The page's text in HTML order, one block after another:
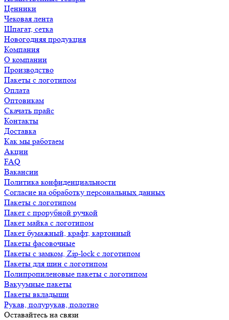
Ценники
Чековая лента
Шпагат, сетка
Новогодняя продукция
Компания
О компании
Производство
Пакеты с логотипом
Оплата
Оптовикам
Скачать прайс
Контакты
Доставка
Как мы работаем
Акции
FAQ
Вакансии
Политика конфиденциальности
Согласие на обработку персональных данных
Пакеты с логотипом
Пакет с прорубной ручкой
Пакет майка с логотипом
Пакет бумажный, крафт, картонный
Пакеты фасовочные
Пакеты с замком, Zip-lock с логотипом
Пакеты для шин с логотипом
Полипропиленовые пакеты с логотипом
Вакуумные пакеты
Пакеты вкладыши
Рукав, полурукав, полотно
Оставайтесь на связи